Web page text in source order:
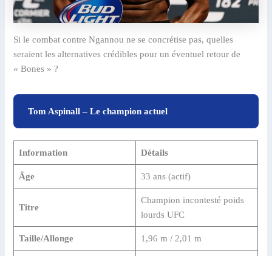
Si le combat contre Ngannou ne se concrétise pas, quelles
seraient les alternatives crédibles pour un éventuel retour de
« Bones » ?
Tom Aspinall – Le champion actuel
Information Détails
Âge 33 ans (actif)
Titre
Champion incontesté poids
lourds UFC
Taille/Allonge 1,96 m / 2,01 m